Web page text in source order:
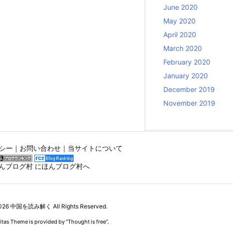
June 2020
May 2020
April 2020
March 2020
February 2020
January 2020
December 2019
November 2019
ー ｜ お問い合わせ｜ 当サイトについて
中国を読み解く All Rights Reserved.
Theme is provided by "Thought is free".